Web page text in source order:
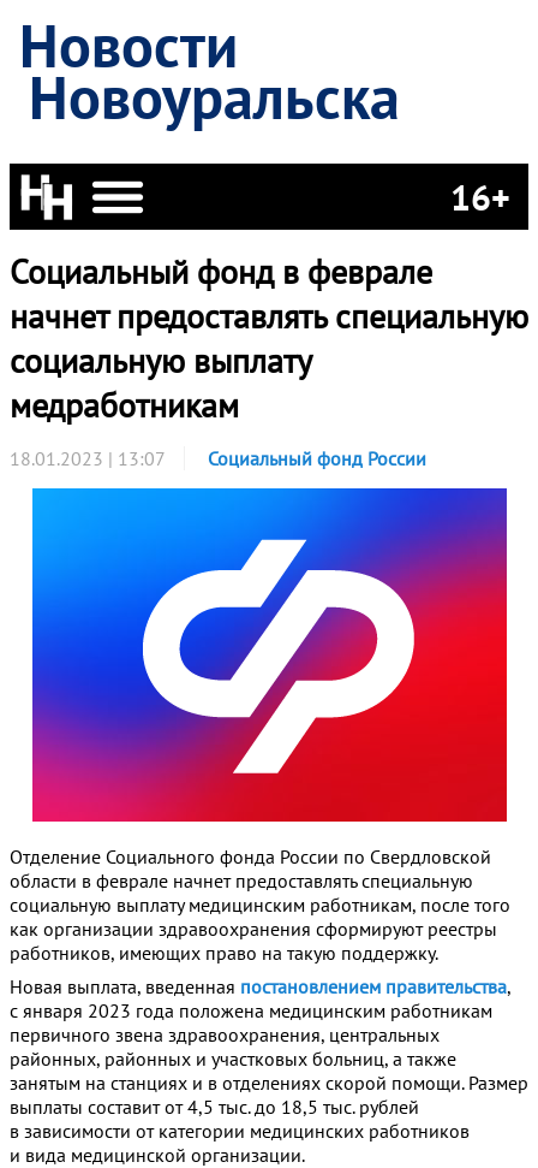
Новости
Новоуральска
16+
Социальный фонд в феврале
начнет предоставлять специальную
социальную выплату
медработникам
18.01.2023 | 13:07 Социальный фонд России
Отделение Социального фонда России по Свердловской
области в феврале начнет предоставлять специальную
социальную выплату медицинским работникам, после того
как организации здравоохранения сформируют реестры
работников, имеющих право на такую поддержку.
Новая выплата, введенная постановлением правительства,
с января 2023 года положена медицинским работникам
первичного звена здравоохранения, центральных
районных, районных и участковых больниц, а также
занятым на станциях и в отделениях скорой помощи. Размер
выплаты составит от 4,5 тыс. до 18,5 тыс. рублей
в зависимости от категории медицинских работников
и вида медицинской организации.